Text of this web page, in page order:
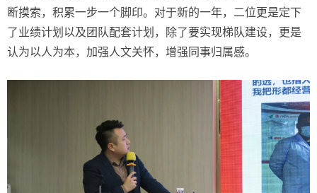
断摸索，积累一步一个脚印。对于新的一年，二位更是定下
了业绩计划以及团队配套计划，除了要实现梯队建设，更是
认为以人为本，加强人文关怀，增强同事归属感。